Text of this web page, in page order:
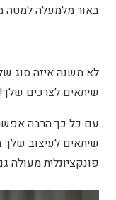
באור מלמעלה למטה
לא משנה איזה סוג
שיתאים לצרכים שלך!
עם כל כך הרבה
שיתאים לעיצוב שלך
פונקציונלית מעולה